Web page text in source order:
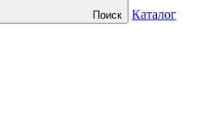
Поиск Каталог